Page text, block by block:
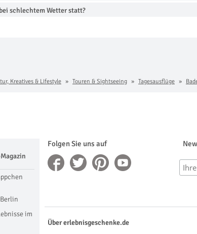
schlechtem Wetter statt?
Kreatives & Lifestyle Touren & Sightseeing Tagesausflüge
Folgen Sie uns auf
im
Über erlebnisgeschenke.de